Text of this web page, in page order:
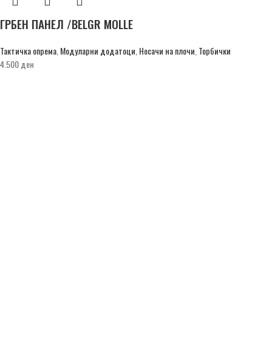
ГРБЕН ПАНЕЛ /BELGR MOLLE
Тактичка опрема Модуларни додатоци Носачи на плочи Торбички
4.500ден